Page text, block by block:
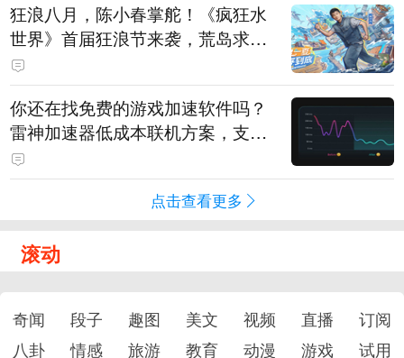
狂浪八月，陈小春掌舵！《疯狂水
世界》首届狂浪节来袭，荒岛求生
直播即将开启
你还在找免费的游戏加速软件吗？
雷神加速器低成本联机方案，支持
免费试用
点击查看更多
滚动
奇闻 段子 趣图 美文 视频 直播
订阅
八卦
情感 旅游 教育 动漫 游戏 试用